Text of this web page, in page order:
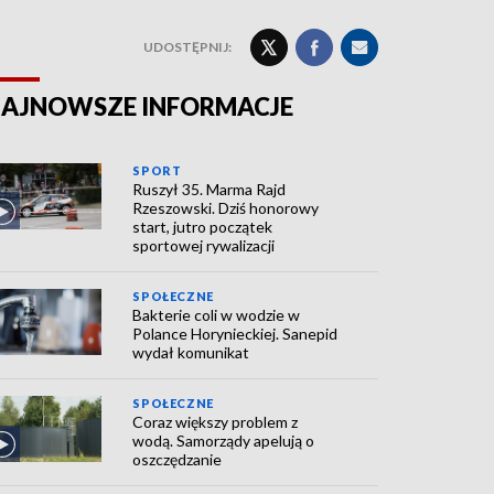
UDOSTĘPNIJ:
INFORMACJE
SPORT
Ruszył 35. Marma Rajd
Rzeszowski. Dziś honorowy
start, jutro początek
sportowej rywalizacji
SPOŁECZNE
Bakterie coli w wodzie w
Polance Horynieckiej. Sanepid
wydał komunikat
SPOŁECZNE
Coraz większy problem z
wodą. Samorządy apelują o
oszczędzanie